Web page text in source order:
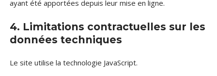
ayant été apportées depuis leur mise en ligne.
4. Limitations contractuelles sur les
données techniques
Le site utilise la technologie JavaScript.